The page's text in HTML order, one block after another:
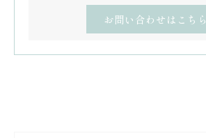
お問い合わせはこちら